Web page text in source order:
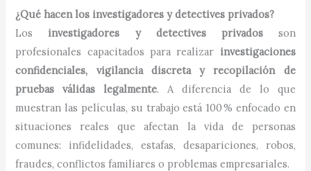
¿Qué hacen los investigadores y detectives privados?
Los investigadores y detectives privadosson
profesionales capacitados para realizar investigaciones
confidenciales, vigilancia discreta y recopilación de
pruebas válidas legalmente. A diferencia de lo que
muestran las películas, su trabajo está 100 % enfocado en
situaciones reales que afectan la vida de personas
comunes: infidelidades, estafas, desapariciones, robos,
fraudes, conflictos familiares o problemas empresariales.